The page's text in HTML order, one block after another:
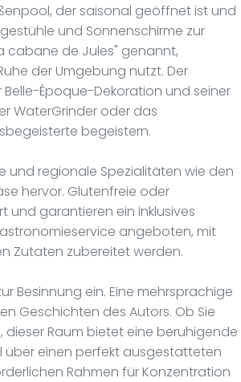
der saisonal geöffnet ist und
und Sonnenschirme zur
cabane de Jules" genannt,
der Umgebung nutzt. Der
Époque-Dekoration und seiner
WaterGrinder oder das
begeistern.
und regionale Spezialitäten wie den
hervor. Glutenfreie oder
und garantieren ein inklusives
angeboten, mit
Zutaten zubereitet werden.
Besinnung ein. Eine mehrsprachige
Geschichten des Autors. Ob Sie
Raum bietet eine beruhigende
über einen perfekt ausgestatteten
Rahmen für Konzentration